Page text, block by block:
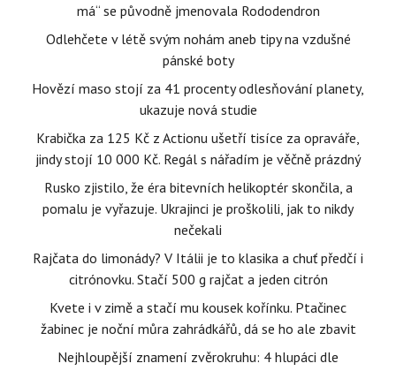
má“ se původně jmenovala Rododendron
Odlehčete v létě svým nohám aneb tipy na vzdušné
pánské boty
Hovězí maso stojí za 41 procenty odlesňování planety,
ukazuje nová studie
Krabička za 125 Kč z Actionu ušetří tisíce za opraváře,
jindy stojí 10 000 Kč. Regál s nářadím je věčně prázdný
Rusko zjistilo, že éra bitevních helikoptér skončila, a
pomalu je vyřazuje. Ukrajinci je proškolili, jak to nikdy
nečekali
Rajčata do limonády? V Itálii je to klasika a chuť předčí i
citrónovku. Stačí 500 g rajčat a jeden citrón
Kvete i v zimě a stačí mu kousek kořínku. Ptačinec
žabinec je noční můra zahrádkářů, dá se ho ale zbavit
Nejhloupější znamení zvěrokruhu: 4 hlupáci dle